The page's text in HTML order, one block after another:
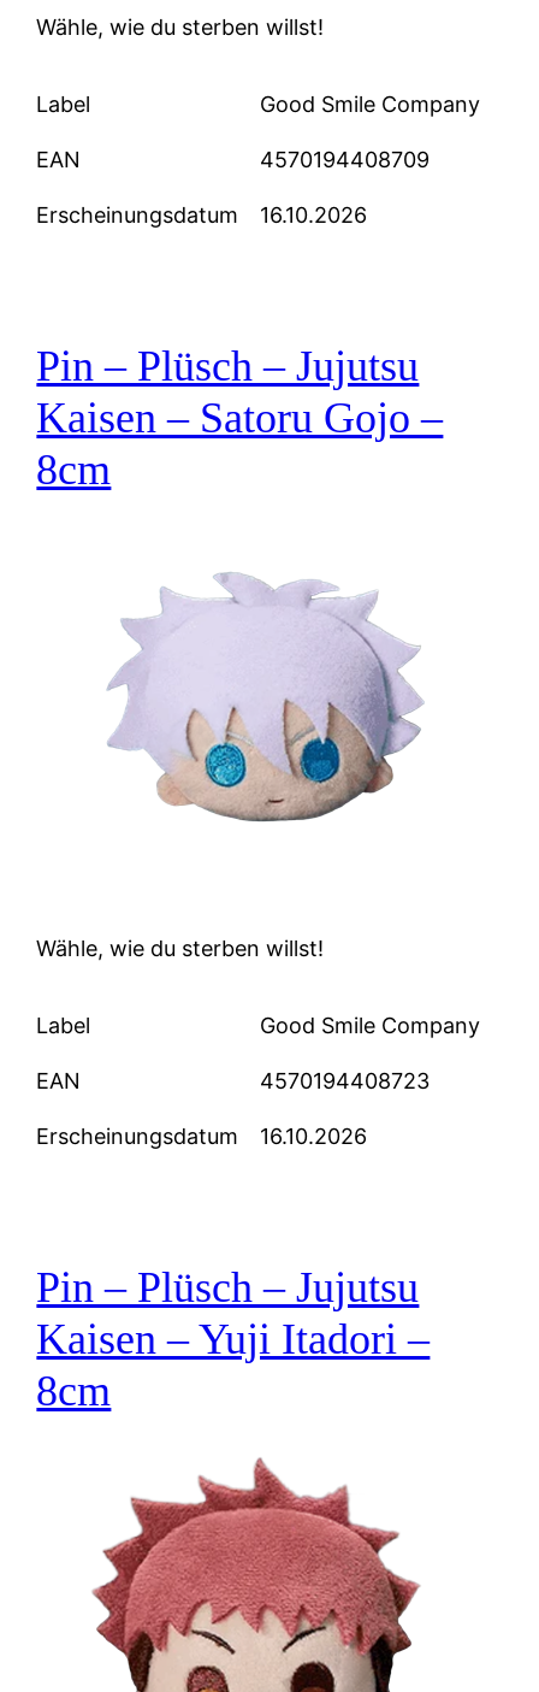
Wähle, wie du sterben willst!
Label Good Smile Company
EAN 4570194408709
Erscheinungsdatum 16.10.2026
Pin – Plüsch – Jujutsu
Kaisen – Satoru Gojo –
8cm
Wähle, wie du sterben willst!
Label Good Smile Company
EAN 4570194408723
Erscheinungsdatum 16.10.2026
Pin – Plüsch – Jujutsu
Kaisen – Yuji Itadori –
8cm